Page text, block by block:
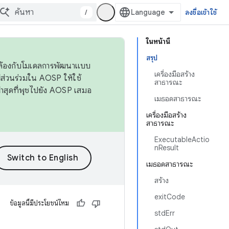
/ ลงชื่อเข้าใช้
ในหน้านี้
สรุป
เครื่องมือสร้าง
สาธารณะ
เมธอดสาธารณะ
เครื่องมือสร้าง
สาธารณะ
ExecutableActio
nResult
เมธอดสาธารณะ
สร้าง
exitCode
stdErr
องกับโมเดลการพัฒนาแบบ
วนร่วมใน AOSP ให้ใช้
สุดที่พุชไปยัง AOSP เสมอ
ข้อมูลนี้มีประโยชน์ไหม